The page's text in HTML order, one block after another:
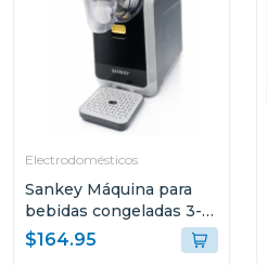
Electrodomésticos
Sankey Máquina para
bebidas congeladas 3-
en-1 con pantalla tactil
sl2001
$164.95